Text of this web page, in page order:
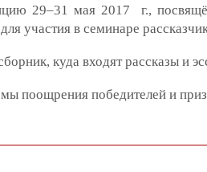
29–31 мая 2017 г.,
участия в семинаре
куда входят рассказы и
поощрения победителей и